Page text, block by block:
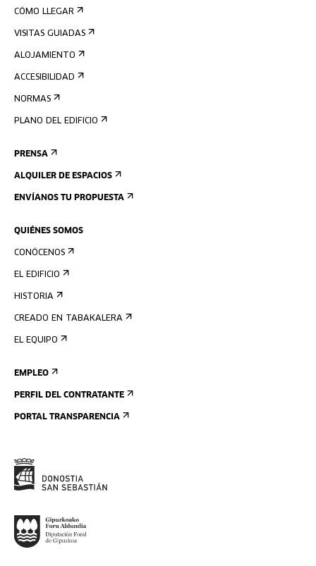
CÓMO LLEGAR
VISITAS GUIADAS
ALOJAMIENTO
ACCESIBILIDAD
NORMAS
PLANO DEL EDIFICIO
PRENSA
ALQUILER DE ESPACIOS
ENVÍANOS TU PROPUESTA
QUIÉNES SOMOS
CONÓCENOS
EL EDIFICIO
HISTORIA
CREADO EN TABAKALERA
EL EQUIPO
EMPLEO
PERFIL DEL CONTRATANTE
PORTAL TRANSPARENCIA